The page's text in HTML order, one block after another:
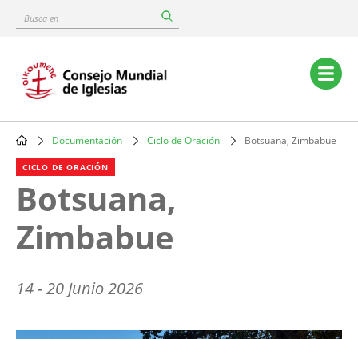
content
Busca
Main
navigation
Breadcrumb
Documentación Ciclo de Oración Botsuana, Zimbabue
CICLO DE ORACIÓN
Botsuana,
Zimbabue
14 - 20 Junio 2026